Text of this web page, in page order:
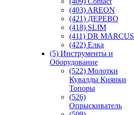
(403) AREON
(421) ДЕРЕВО
(418) SLIM
(411) DR MARCUS
(422) Елка
(5) Инструменты и
Оборудование
(522) Молотки
Кувалды Киянки
Топоры
(526)
Опрыскиватель